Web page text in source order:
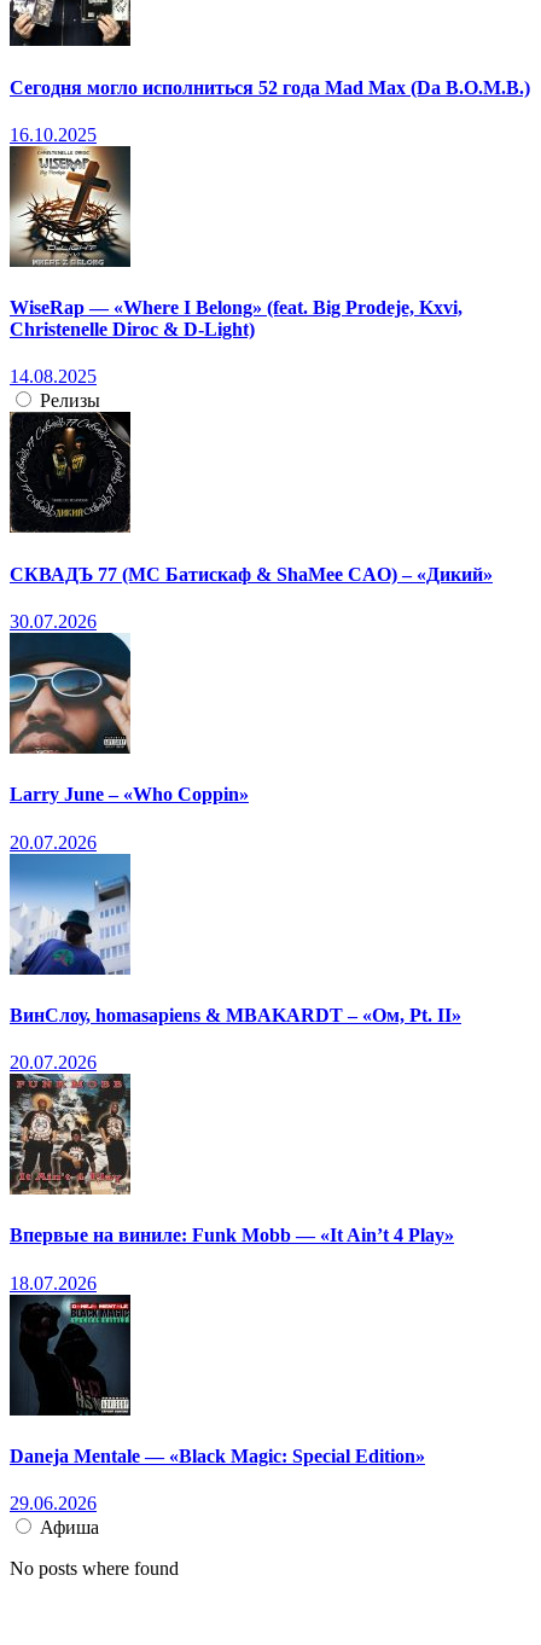
Сегодня могло исполниться 52 года Mad Max (Da B.O.M.B.)
16.10.2025
WiseRap — «Where I Belong» (feat. Big Prodeje, Kxvi,
Christenelle Diroc & D-Light)
14.08.2025
Релизы
СКВАДЪ 77 (МС Батискаф & ShaMee CAO) – «Дикий»
30.07.2026
Larry June – «Who Coppin»
20.07.2026
ВинСлоу, homasapiens & MBAKARDT – «Ом, Pt. II»
20.07.2026
Впервые на виниле: Funk Mobb — «It Ain’t 4 Play»
18.07.2026
Daneja Mentale — «Black Magic: Special Edition»
29.06.2026
Афиша
No posts where found